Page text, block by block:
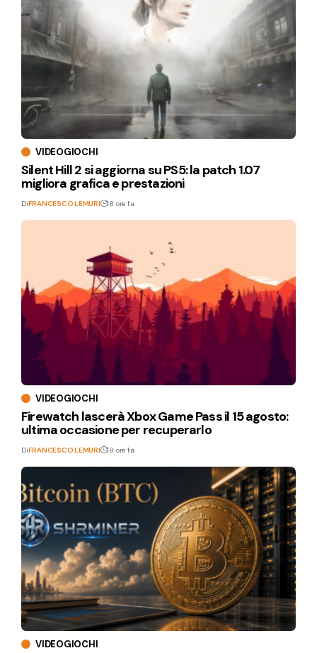
VIDEOGIOCHI
Silent Hill 2 si aggiorna su PS5: la patch 1.07
migliora grafica e prestazioni
DiFRANCESCO LEMURI 18 ore fa
VIDEOGIOCHI
Firewatch lascerà Xbox Game Pass il 15 agosto:
ultima occasione per recuperarlo
DiFRANCESCO LEMURI 18 ore fa
VIDEOGIOCHI